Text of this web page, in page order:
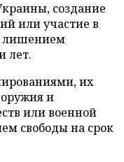
создание
или участие в
лишением
лет.
их
и
или военной
свободы на срок